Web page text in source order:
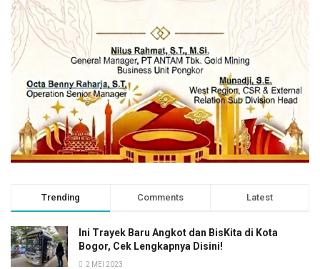
Trending Comments Latest
Ini Trayek Baru Angkot dan BisKita di Kota
Bogor, Cek Lengkapnya Disini!
2 MEI 2023